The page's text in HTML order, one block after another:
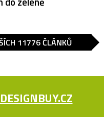
11776 ČLÁNKŮ
DESIGNBUY.CZ